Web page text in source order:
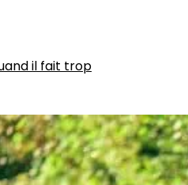
il fait trop